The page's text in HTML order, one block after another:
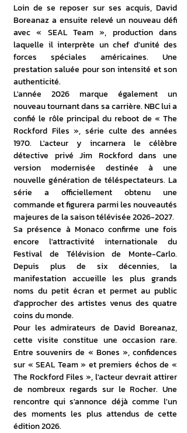
Loin de se reposer sur ses acquis, David
Boreanaz a ensuite relevé un nouveau défi
avec « SEAL Team », production dans
laquelle il interprète un chef d'unité des
forces spéciales américaines. Une
prestation saluée pour son intensité et son
authenticité.
L'année 2026 marque également un
nouveau tournant dans sa carrière. NBC lui a
confié le rôle principal du reboot de « The
Rockford Files », série culte des années
1970. L'acteur y incarnera le célèbre
détective privé Jim Rockford dans une
version modernisée destinée à une
nouvelle génération de téléspectateurs. La
série a officiellement obtenu une
commande et figurera parmi les nouveautés
majeures de la saison télévisée 2026-2027.
Sa présence à Monaco confirme une fois
encore l'attractivité internationale du
Festival de Télévision de Monte-Carlo.
Depuis plus de six décennies, la
manifestation accueille les plus grands
noms du petit écran et permet au public
d'approcher des artistes venus des quatre
coins du monde.
Pour les admirateurs de David Boreanaz,
cette visite constitue une occasion rare.
Entre souvenirs de « Bones », confidences
sur « SEAL Team » et premiers échos de «
The Rockford Files », l'acteur devrait attirer
de nombreux regards sur le Rocher. Une
rencontre qui s'annonce déjà comme l'un
des moments les plus attendus de cette
édition 2026.